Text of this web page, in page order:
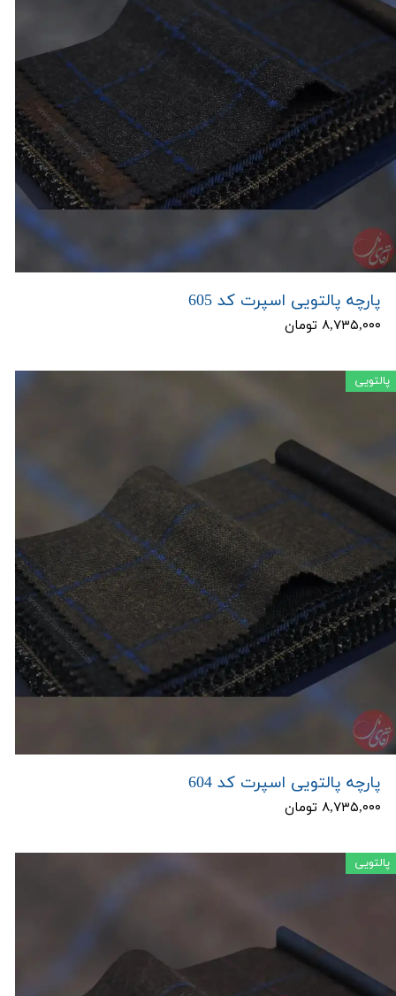
پارچه پالتویی اسپرت کد 605
۸,۷۳۵,۰۰۰ تومان
پارچه پالتویی اسپرت کد 604
۸,۷۳۵,۰۰۰ تومان
پالتویی
پالتویی